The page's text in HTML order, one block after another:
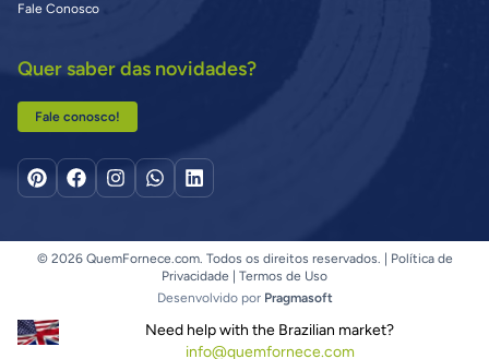
Fale Conosco
Quer saber das novidades?
Fale conosco!
© 2026 QuemFornece.com. Todos os direitos reservados. |
Política de
Privacidade
Termos de Uso
Desenvolvido por Pragmasoft
Need help with the Brazilian market?
info@quemfornece.com